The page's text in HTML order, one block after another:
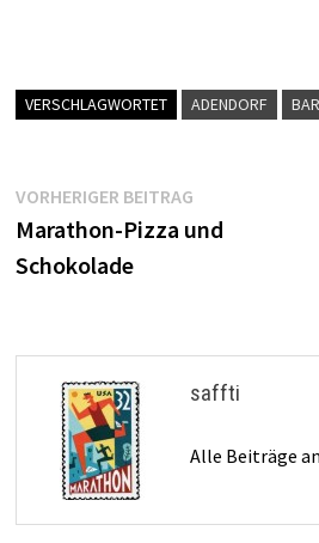
VERSCHLAGWORTET ADENDORF
Beitragsnavigation
VORHERIGER BEITRAGVorheriger
Beitrag:
Marathon-Pizza und
Schokolade
saffti
Alle Beiträge